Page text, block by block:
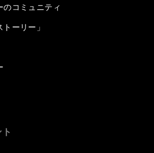
のコミュニティ
トーリー」